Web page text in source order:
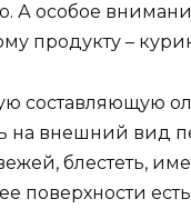
А особое
продукту –
составляющую
на внешний вид
блестеть,
поверхности